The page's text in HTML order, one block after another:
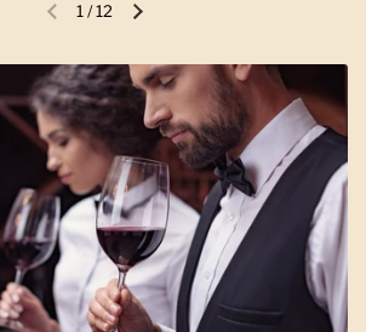
Vorherige FolieNächste Folie
1 /12